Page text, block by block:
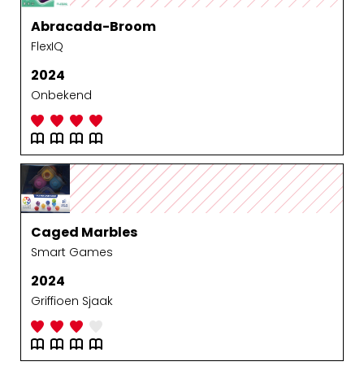
Abracada-Broom
FlexIQ
2024
Onbekend
Caged Marbles
Smart Games
2024
Griffioen Sjaak